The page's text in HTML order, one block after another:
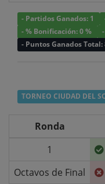
- Partidos Ganados: 1
- % Bonificación: 0 %
- Puntos Ganados
TORNEO CIUDAD DEL
Ronda
1
Octavos de Final